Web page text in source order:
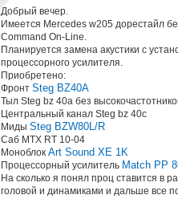
Добрый вечер.
Имеется Mercedes w205 дорестайл
Command On-Line.
Планируется замена акустики с
процессорного усилителя.
Приобретено:
Фронт Steg BZ40A
Тыл Steg bz 40a без
Центральный канал Steg bz 40c
Миды Steg BZW80L/R
Саб MTX RT 10-04
Моноблок Art Sound XE 1K
Процессорный усилитель Match PP
На сколько я понял проц ставится в
головой и динамиками и дальше все